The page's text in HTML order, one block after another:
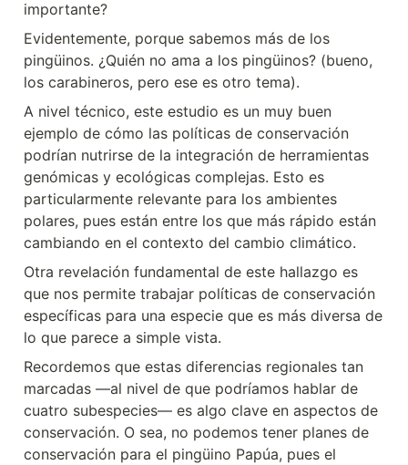
importante?
Evidentemente, porque sabemos más de los
pingüinos. ¿Quién no ama a los pingüinos? (bueno,
los carabineros, pero ese es otro tema).
A nivel técnico, este estudio es un muy buen
ejemplo de cómo las políticas de conservación
podrían nutrirse de la integración de herramientas
genómicas y ecológicas complejas. Esto es
particularmente relevante para los ambientes
polares, pues están entre los que más rápido están
cambiando en el contexto del cambio climático.
Otra revelación fundamental de este hallazgo es
que nos permite trabajar políticas de conservación
específicas para una especie que es más diversa de
lo que parece a simple vista.
Recordemos que estas diferencias regionales tan
marcadas —al nivel de que podríamos hablar de
cuatro subespecies— es algo clave en aspectos de
conservación. O sea, no podemos tener planes de
conservación para el pingüino Papúa, pues el